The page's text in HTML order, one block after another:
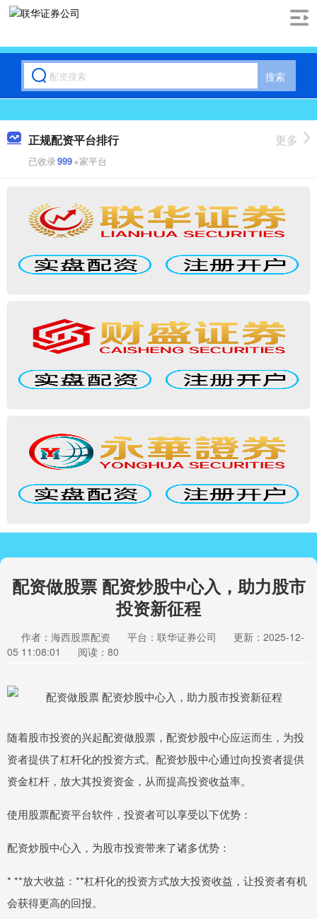
搜索
正规配资平台排行
已收录999+家平台
更多
配资做股票 配资炒股中心入，助力股市
投资新征程
作者：海西股票配资 平台：联华证券公司
更新：2025-12-
05 11:08:01
阅读：80
随着股市投资的兴起配资做股票，配资炒股中心应运而生，为投
资者提供了杠杆化的投资方式。配资炒股中心通过向投资者提供
资金杠杆，放大其投资资金，从而提高投资收益率。
使用股票配资平台软件，投资者可以享受以下优势：
配资炒股中心入，为股市投资带来了诸多优势：
* **放大收益：**杠杆化的投资方式放大投资收益，让投资者有机
会获得更高的回报。